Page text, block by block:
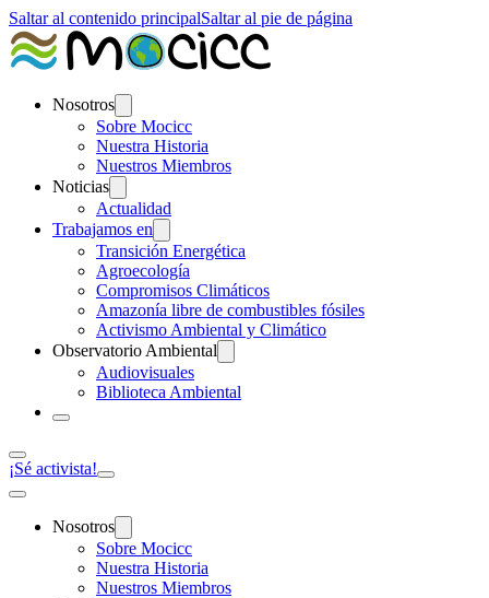
Saltar al contenido principalSaltar al pie de página
Nosotros
Sobre Mocicc
Nuestra Historia
Nuestros Miembros
Noticias
Actualidad
Trabajamos en
Transición Energética
Agroecología
Compromisos Climáticos
Amazonía libre de combustibles fósiles
Activismo Ambiental y Climático
Observatorio Ambiental
Audiovisuales
Biblioteca Ambiental
¡Sé activista!
Nosotros
Sobre Mocicc
Nuestra Historia
Nuestros Miembros